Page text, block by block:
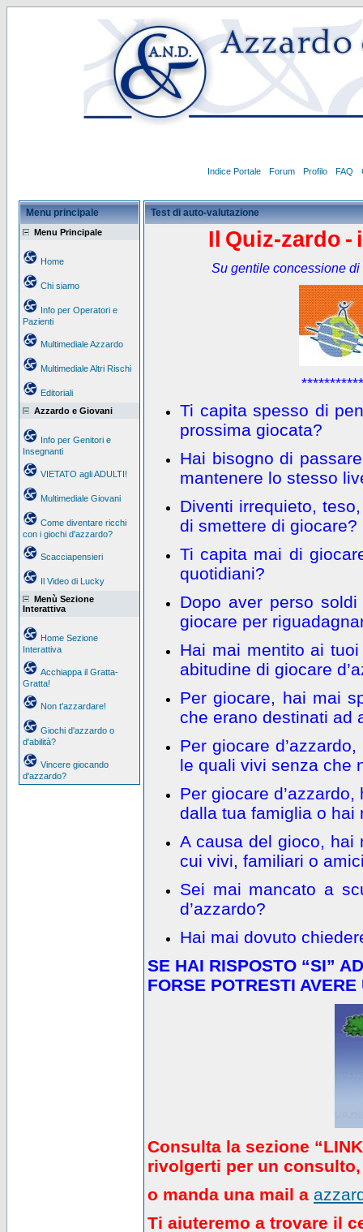
Indice Portale Forum Profilo FAQ
Menu principale
Menu Principale
Home
Chi siamo
Info per Operatori e
Pazienti
Multimediale Azzardo
Multimediale Altri Rischi
Editoriali
Azzardo e Giovani
Info per Genitori e
Insegnanti
VIETATO agli ADULTI!
Multimediale Giovani
Come diventare ricchi
con i giochi d'azzardo?
Scacciapensieri
Il Video di Lucky
Menù Sezione
Interattiva
Home Sezione
Interattiva
Acchiappa il Gratta-
Gratta!
Non t'azzardare!
Giochi d'azzardo o
d'abilità?
Vincere giocando
d'azzardo?
Test di auto-valutazione
Il Quiz-zardo -
Su gentile concessione
Ti capita spesso di
prossima giocata?
Hai bisogno di
mantenere lo stesso
Diventi irrequieto,
di smettere di giocare?
Ti capita mai di
quotidiani?
Dopo aver perso
giocare per
Hai mai mentito ai
abitudine di giocare
Per giocare, hai mai
che erano destinati ad
Per giocare
le quali vivi senza che
Per giocare
dalla tua famiglia o hai
A causa del gioco, hai
cui vivi, familiari o
Sei mai mancato a
d’azzardo?
Hai mai dovuto
SE HAI RISPOSTO “SI”
FORSE POTRESTI
Consulta la sezione
rivolgerti per un consulto,
o manda una mail a
Ti aiuteremo a trovare il